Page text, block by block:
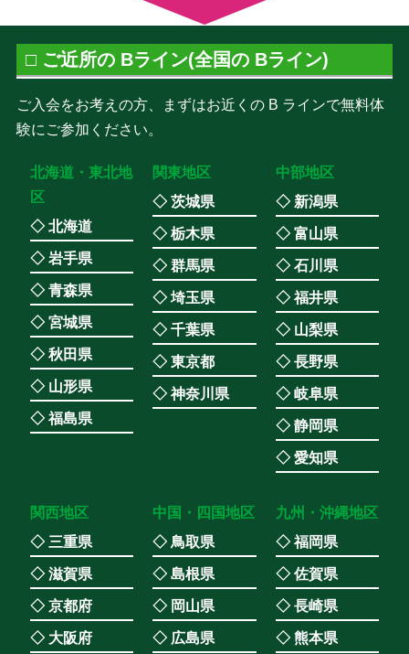
□ ご近所の Bライン(全国の Bライン)
ご入会をお考えの方、まずはお近くの B ラインで無料体
験にご参加ください。
北海道・東北地
区
◇ 北海道
◇ 岩手県
◇ 青森県
◇ 宮城県
◇ 秋田県
◇ 山形県
◇ 福島県
関東地区
◇ 茨城県
◇ 栃木県
◇ 群馬県
◇ 埼玉県
◇ 千葉県
◇ 東京都
◇ 神奈川県
中部地区
◇ 新潟県
◇ 富山県
◇ 石川県
◇ 福井県
◇ 山梨県
◇ 長野県
◇ 岐阜県
◇ 静岡県
◇ 愛知県
関西地区
◇ 三重県
◇ 滋賀県
◇ 京都府
◇ 大阪府
中国・四国地区
◇ 鳥取県
◇ 島根県
◇ 岡山県
◇ 広島県
九州・沖縄地区
◇ 福岡県
◇ 佐賀県
◇ 長崎県
◇ 熊本県